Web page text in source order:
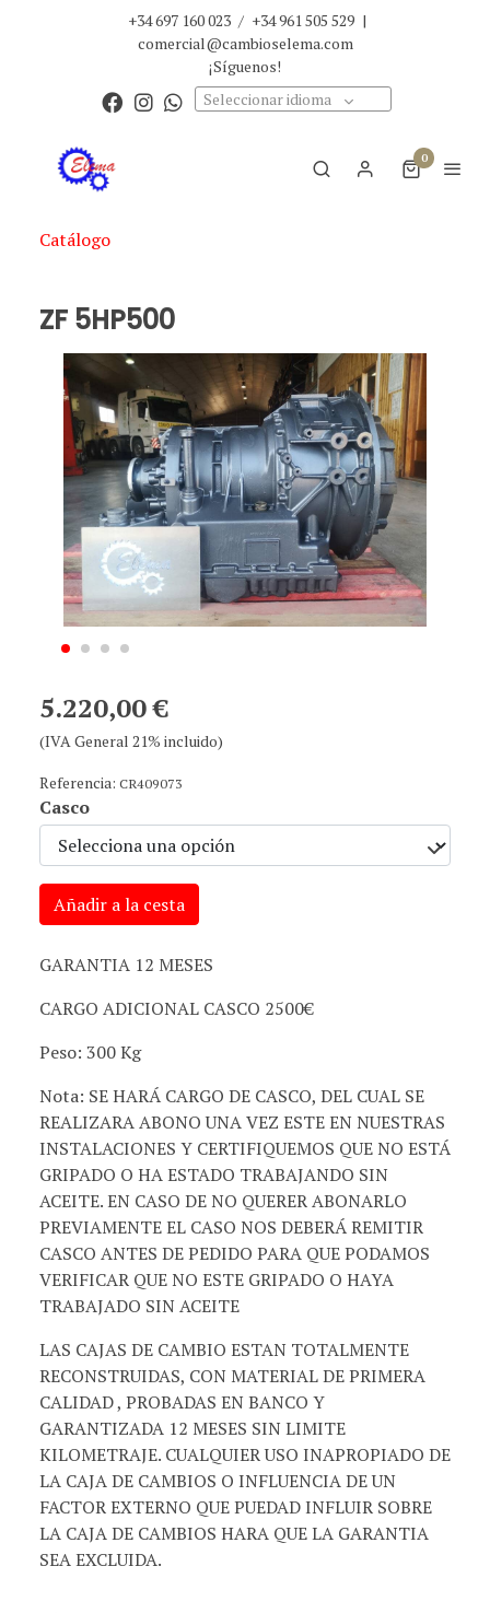
+34 697 160 023 / +34 961 505 529 |
comercial@cambioselema.com
¡Síguenos!
Seleccionar idioma
0
Catálogo
ZF 5HP500
5.220,00 €
(IVA General 21% incluido)
Referencia: CR409073
Casco
Añadir a la cesta
GARANTIA 12 MESES
CARGO ADICIONAL CASCO 2500€
Peso: 300 Kg
Nota: SE HARÁ CARGO DE CASCO, DEL CUAL SE
REALIZARA ABONO UNA VEZ ESTE EN NUESTRAS
INSTALACIONES Y CERTIFIQUEMOS QUE NO ESTÁ
GRIPADO O HA ESTADO TRABAJANDO SIN
ACEITE. EN CASO DE NO QUERER ABONARLO
PREVIAMENTE EL CASO NOS DEBERÁ REMITIR
CASCO ANTES DE PEDIDO PARA QUE PODAMOS
VERIFICAR QUE NO ESTE GRIPADO O HAYA
TRABAJADO SIN ACEITE
LAS CAJAS DE CAMBIO ESTAN TOTALMENTE
RECONSTRUIDAS, CON MATERIAL DE PRIMERA
CALIDAD , PROBADAS EN BANCO Y
GARANTIZADA 12 MESES SIN LIMITE
KILOMETRAJE. CUALQUIER USO INAPROPIADO DE
LA CAJA DE CAMBIOS O INFLUENCIA DE UN
FACTOR EXTERNO QUE PUEDAD INFLUIR SOBRE
LA CAJA DE CAMBIOS HARA QUE LA GARANTIA
SEA EXCLUIDA.